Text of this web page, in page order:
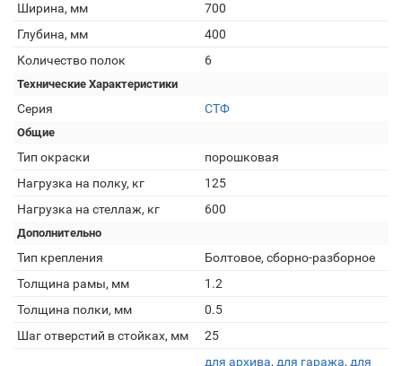
Ширина, мм
700
Глубина, мм
400
Количество полок
6
Технические Характеристики
Серия СТФ
Общие
Тип окраски
порошковая
Нагрузка на полку, кг
125
Нагрузка на стеллаж, кг
600
Дополнительно
Тип крепления
Болтовое, сборно-разборное
Толщина рамы, мм
1.2
Толщина полки, мм
0.5
Шаг отверстий в стойках, мм
25
для архива, для гаража, для